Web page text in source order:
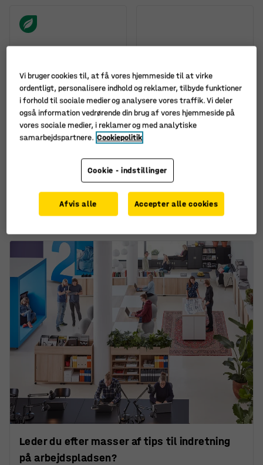
BERNARD, 5 pladser,
320x2000x280 mm
KØB
pak, vægmonteret,
drejbare
1.450,-
Leder du efter masser af tips til indretning
på arbejdspladsen?
Vi bruger cookies til, at få vores hjemmeside til at virke
ordentligt, personalisere indhold og reklamer, tilbyde funktioner
i forhold til sociale medier og analysere vores traffik. Vi deler
også information vedrørende din brug af vores hjemmeside på
vores sociale medier, i reklamer og med analytiske
samarbejdspartnere. Cookiepolitik
Cookie - indstillinger
Afvis alle Accepter alle cookies